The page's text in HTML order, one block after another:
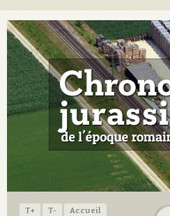
T+ T-
Accueil